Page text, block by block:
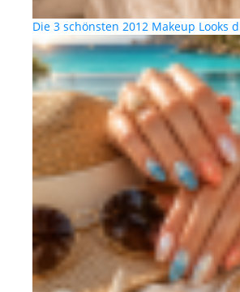
Die 3 schönsten 2012 Makeup Looks